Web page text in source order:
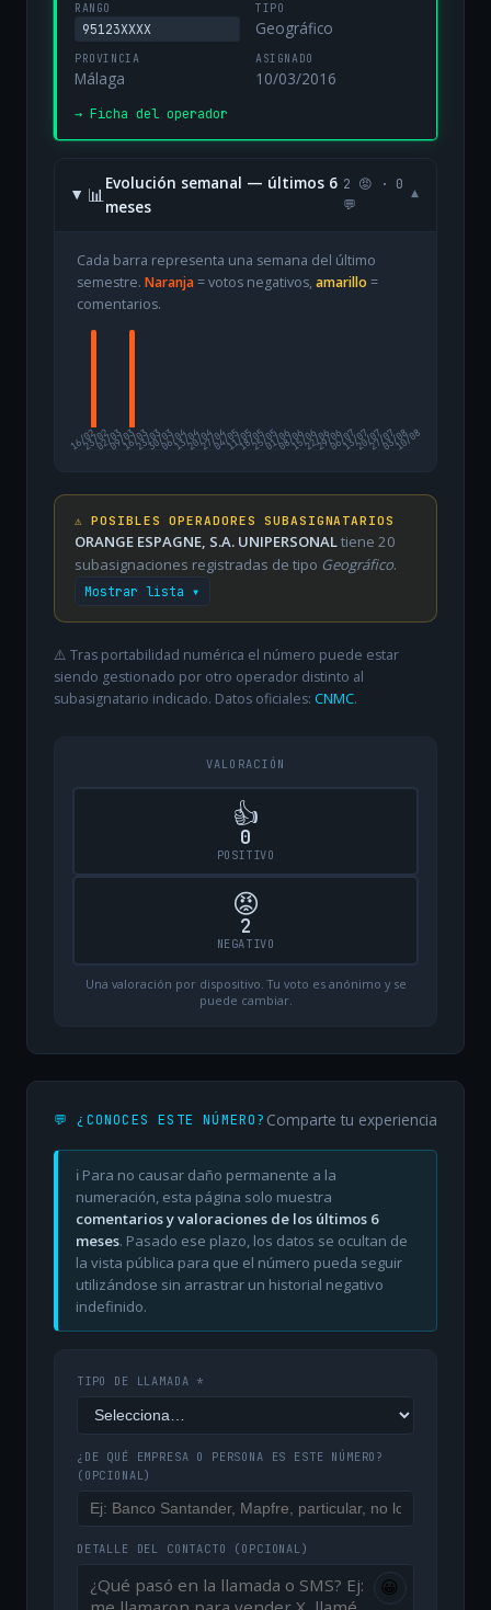
RANGO
95123XXXX
TIPO
Geográfico
PROVINCIA
Málaga
ASIGNADO
10/03/2016
→ Ficha del operador
📊
Evolución semanal — últimos 6
meses
2 😡 · 0
💬
▾
Cada barra representa una semana del último
semestre. Naranja= votos negativos, amarillo =
comentarios.
16/02
23/0202/0309/0316/0323/0330/0306/0413/0420/0427/0404/0511/0518/0525/0501/0608/0615/0622/0629/0606/0713/0720/0727/0703/08
10/08
⚠️ POSIBLES OPERADORES SUBASIGNATARIOS
ORANGE ESPAGNE, S.A. UNIPERSONALtiene 20
subasignaciones registradas de tipo Geográfico.
Mostrar lista ▾
⚠️ Tras portabilidad numérica el número puede estar
siendo gestionado por otro operador distinto al
subasignatario indicado. Datos oficiales: CNMC.
VALORACIÓN
👍
0
POSITIVO
😡
2
NEGATIVO
Una valoración por dispositivo. Tu voto es anónimo y se
puede cambiar.
💬 ¿CONOCES ESTE NÚMERO? Comparte tu experiencia
ℹ️ Para no causar daño permanente a la
numeración, esta página solo muestra
comentarios y valoraciones de los últimos 6
meses. Pasado ese plazo, los datos se ocultan de
la vista pública para que el número pueda seguir
utilizándose sin arrastrar un historial negativo
indefinido.
TIPO DE LLAMADA *
¿DE QUÉ EMPRESA O PERSONA ES ESTE NÚMERO?
(OPCIONAL)
DETALLE DEL CONTACTO (OPCIONAL)
😀